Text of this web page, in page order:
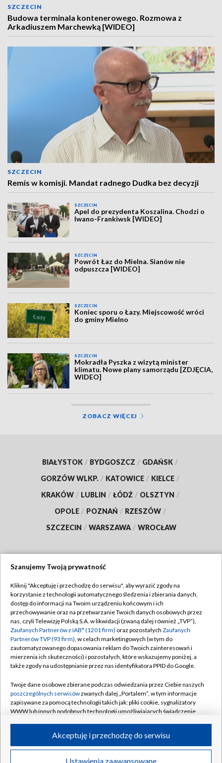
SZCZECIN
Budowa terminala kontenerowego. Rozmowa z
Arkadiuszem Marchewką [WIDEO]
SZCZECIN
Remis w komisji. Mandat radnego Dudka bez decyzji
SZCZECIN
Apel do prezydenta Koszalina. Chodzi o
Iwano-Frankiwsk [WIDEO]
SZCZECIN
Powrót Łaz do Mielna. Sianów nie
odpuszcza [WIDEO]
SZCZECIN
Koniec sporu o Łazy. Miejscowość wróci
do gminy Mielno
SZCZECIN
Mokradła Pyszka z wizytą minister
klimatu. Nowe plany samorządu [ZDJĘCIA,
WIDEO]
ZOBACZ WIĘCEJ
BIAŁYSTOK / BYDGOSZCZ / GDAŃSK /
GORZÓW WLKP. / KATOWICE / KIELCE /
KRAKÓW / LUBLIN / ŁÓDŹ / OLSZTYN /
OPOLE / POZNAŃ / RZESZÓW /
SZCZECIN / WARSZAWA / WROCŁAW
TVP
Abonament TVP
Emisja w TVP
Centrum informacji TVP
Naziemna Telewizja Cyfrowa
Rada Programowa
System NOS
Informacje o nadawcy
Program dla prasy
Regulamin TVP
Polityka prywatności
Moje zgody
Pomoc
Kontakt
Kanały
©2026 Telewizja Polska S.A. w likwidacji
Szanujemy Twoją prywatność
Kliknij "Akceptuję i przechodzę do serwisu", aby wyrazić zgody na
korzystanie z technologii automatycznego śledzenia i zbierania danych,
dostęp do informacji na Twoim urządzeniu końcowym i ich
przechowywanie oraz na przetwarzanie Twoich danych osobowych przez
nas, czyli Telewizję Polską S.A. w likwidacji (zwaną dalej również „TVP”),
Zaufanych Partnerów z IAB* (1201 firm) oraz pozostałych Zaufanych
Partnerów TVP (93 firm), w celach marketingowych (w tym do
zautomatyzowanego dopasowania reklam do Twoich zainteresowań i
mierzenia ich skuteczności) i pozostałych, które wskazujemy poniżej, a
także zgody na udostępnianie przez nas identyfikatora PPID do Google.
Twoje dane osobowe zbierane podczas odwiedzania przez Ciebie naszych
poszczególnych serwisówzwanych dalej „Portalem”, w tym informacje
zapisywane za pomocą technologii takich jak: pliki cookie, sygnalizatory
WWW lub innych podobnych technologii umożliwiających świadczenie
ruchu w Internecie.
Twoje dane osobowe zbierane podczas odwiedzania przez Ciebie
Ustawienia zaawansowane
Akceptuję i przechodzę do serwisu